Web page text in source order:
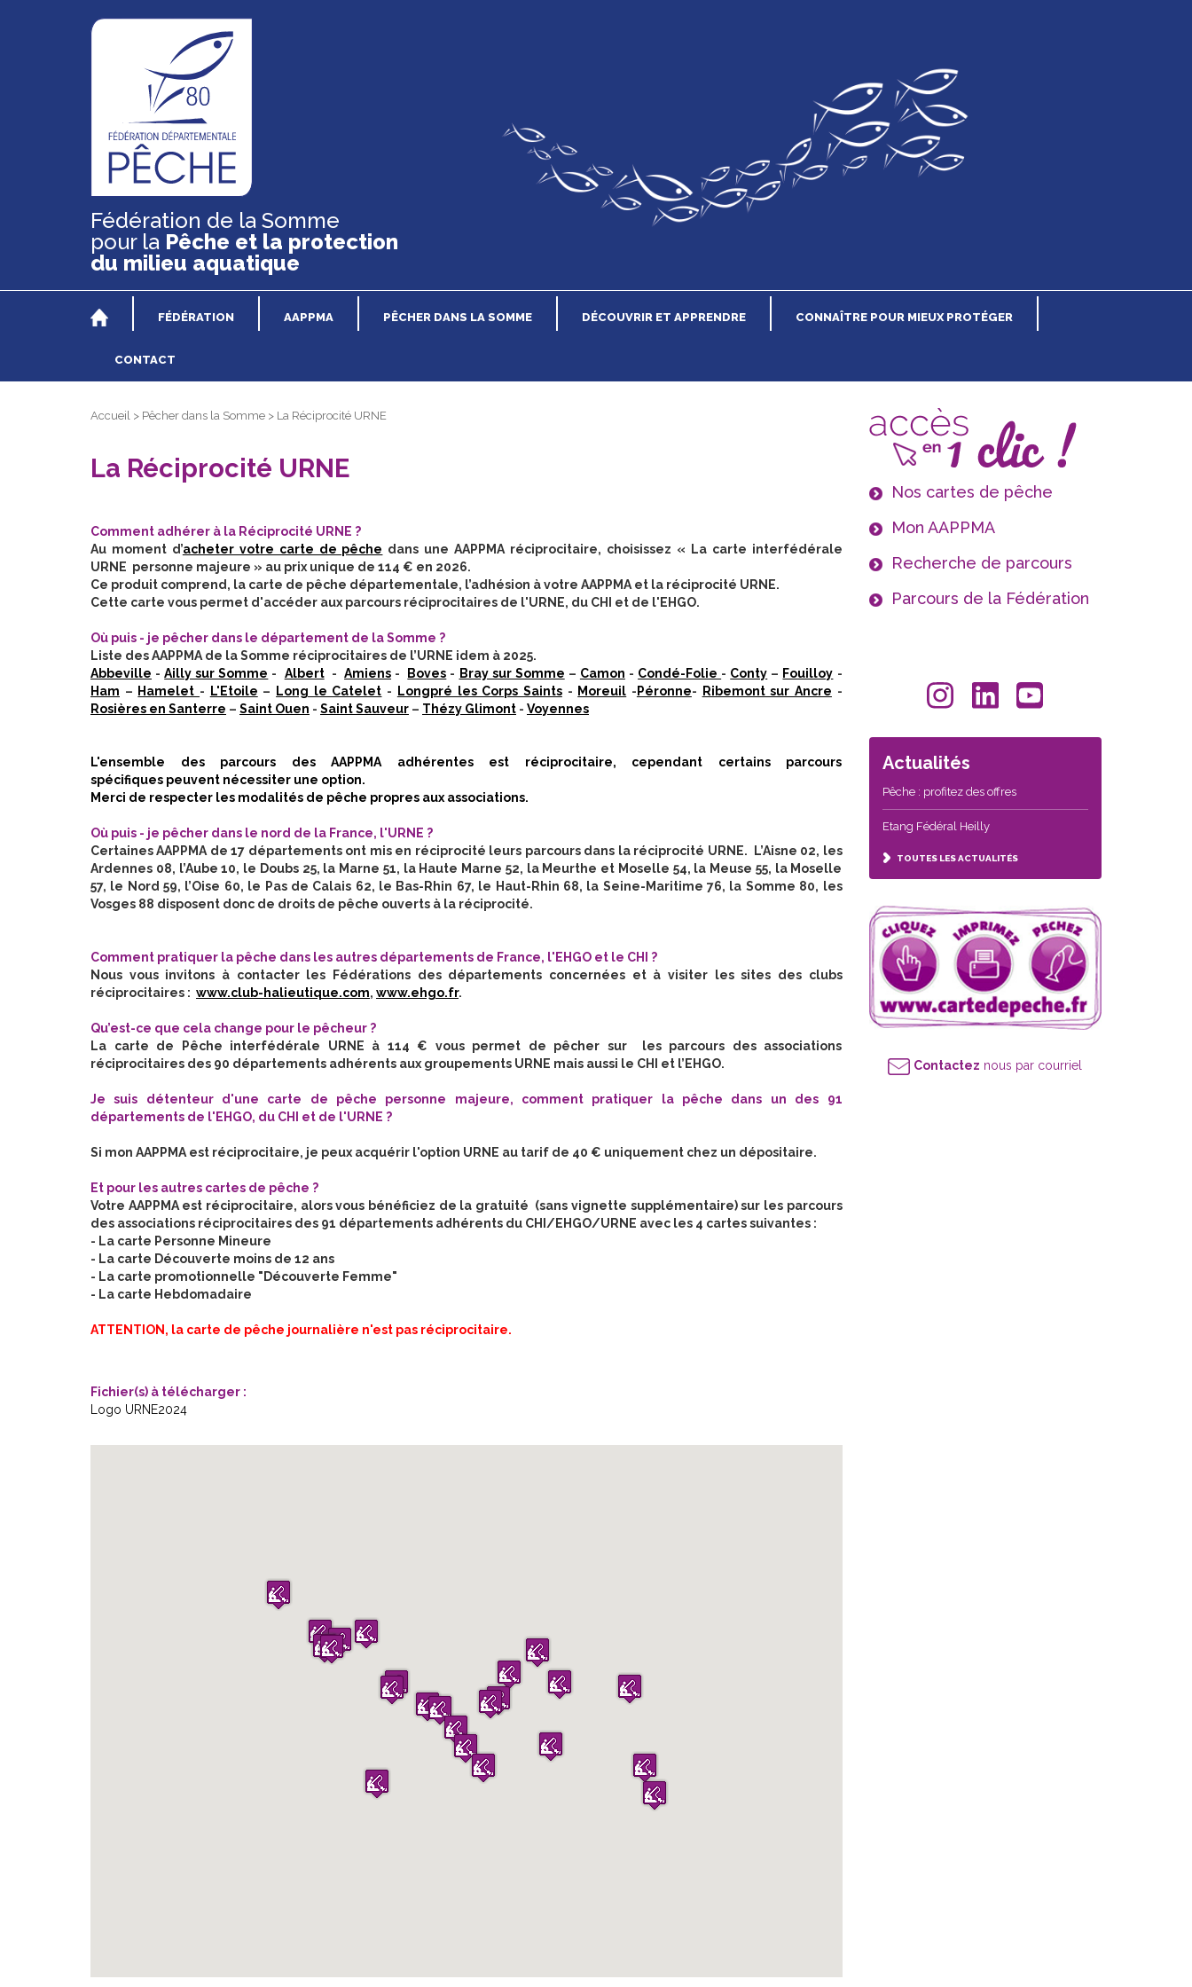
Fédération de la Somme
pour la Pêche et la protection
du milieu aquatique
FÉDÉRATION AAPPMA PÊCHER DANS LA SOMME DÉCOUVRIR ET APPRENDRE CONNAÎTRE POUR MIEUX PROTÉGER
CONTACT
Accueil > Pêcher dans la Somme > La Réciprocité URNE
La Réciprocité URNE
Comment adhérer à la Réciprocité URNE ?
Au moment d’acheter votre carte de pêche dans une AAPPMA réciprocitaire, choisissez « La carte interfédérale
URNE personne majeure » au prix unique de 114 € en 2026.
Ce produit comprend, la carte de pêche départementale, l’adhésion à votre AAPPMA et la réciprocité URNE.
Cette carte vous permet d'accéder aux parcours réciprocitaires de l'URNE, du CHI et de l'EHGO.
Où puis - je pêcher dans le département de la Somme ?
Liste des AAPPMA de la Somme réciprocitaires de l’URNE idem à 2025.
Abbeville -Ailly sur Somme - Albert - Amiens - Boves - Bray sur Somme – Camon - Condé-Folie - Conty – Fouilloy -
Ham – Hamelet - L'Etoile – Long le Catelet - Longpré les Corps Saints- Moreuil - Péronne- Ribemont sur Ancre -
Rosières en Santerre – Saint Ouen - Saint Sauveur – Thézy Glimont - Voyennes
L'ensemble des parcours des AAPPMA adhérentes est réciprocitaire, cependant certains parcours
spécifiques peuvent nécessiter une option.
Merci de respecter les modalités de pêche propres aux associations.
Où puis - je pêcher dans le nord de la France, l'URNE ?
Certaines AAPPMA de 17 départements ont mis en réciprocité leurs parcours dans la réciprocité URNE. L’Aisne 02, les
Ardennes 08, l’Aube 10, le Doubs 25, la Marne 51, la Haute Marne 52, la Meurthe et Moselle 54, la Meuse 55, la Moselle
57, le Nord 59, l’Oise 60, le Pas de Calais 62, le Bas-Rhin 67, le Haut-Rhin 68, la Seine-Maritime 76, la Somme 80, les
Vosges 88 disposent donc de droits de pêche ouverts à la réciprocité.
Comment pratiquer la pêche dans les autres départements de France, l'EHGO et le CHI ?
Nous vous invitons à contacter les Fédérations des départements concernées et à visiter les sites des clubs
réciprocitaires : www.club-halieutique.com, www.ehgo.fr.
Qu’est-ce que cela change pour le pêcheur ?
La carte de Pêche interfédérale URNE à 114 € vous permet de pêcher sur les parcours des associations
réciprocitaires des 90 départements adhérents aux groupements URNE mais aussi le CHI et l’EHGO.
Je suis détenteur d'une carte de pêche personne majeure, comment pratiquer la pêche dans un des 91
départements de l'EHGO, du CHI et de l'URNE ?
Si mon AAPPMA est réciprocitaire, je peux acquérir l'option URNE au tarif de 40 € uniquement chez un dépositaire.
Et pour les autres cartes de pêche ?
Votre AAPPMA est réciprocitaire, alors vous bénéficiez de la gratuité (sans vignette supplémentaire) sur les parcours
des associations réciprocitaires des 91 départements adhérents du CHI/EHGO/URNE avec les 4 cartes suivantes :
- La carte Personne Mineure
- La carte Découverte moins de 12 ans
- La carte promotionnelle "Découverte Femme"
- La carte Hebdomadaire
ATTENTION, la carte de pêche journalière n'est pas réciprocitaire.
Fichier(s) à télécharger :
Logo URNE2024
Nos cartes de pêche
Mon AAPPMA
Recherche de parcours
Parcours de la Fédération
Actualités
Pêche : profitez des offres
Etang Fédéral Heilly
TOUTES LES ACTUALITÉS
Contactez nous par courriel